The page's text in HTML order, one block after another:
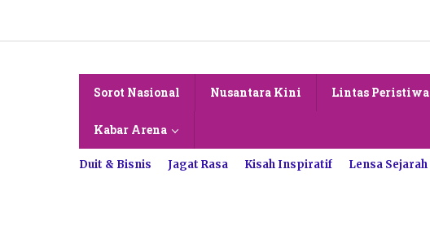
konten
Sorot Nasional Nusantara Kini Lintas Peristiwa
Kabar Arena
Duit & Bisnis Jagat Rasa Kisah Inspiratif Lensa Sejarah